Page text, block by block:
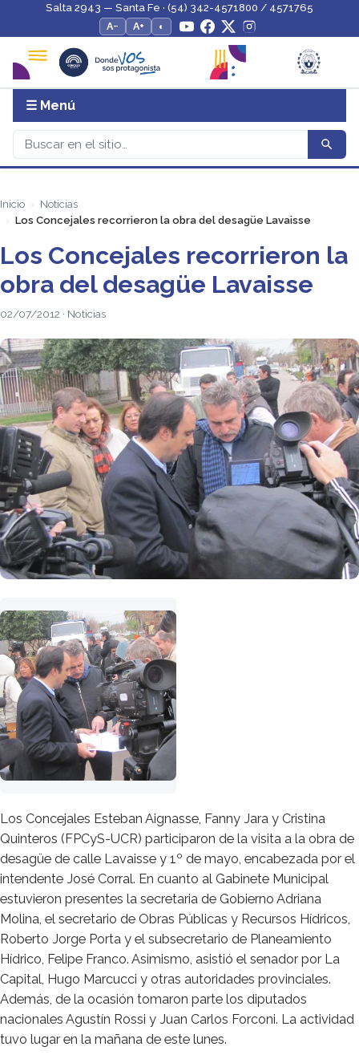
Salta 2943 — Santa Fe · (54) 342-4571800 / 4571765
A−
A+ ◐
☰ Menú
Inicio
Noticias
Los Concejales recorrieron la obra del desagüe Lavaisse
Los Concejales recorrieron la
obra del desagüe Lavaisse
02/07/2012 · Noticias
Los Concejales Esteban Aignasse, Fanny Jara y Cristina
Quinteros (FPCyS-UCR) participaron de la visita a la obra de
desagüe de calle Lavaisse y 1º de mayo, encabezada por el
intendente José Corral. En cuanto al Gabinete Municipal
estuvieron presentes la secretaria de Gobierno Adriana
Molina, el secretario de Obras Públicas y Recursos Hídricos,
Roberto Jorge Porta y el subsecretario de Planeamiento
Hídrico, Felipe Franco. Asimismo, asistió el senador por La
Capital, Hugo Marcucci y otras autoridades provinciales.
Además, de la ocasión tomaron parte los diputados
nacionales Agustín Rossi y Juan Carlos Forconi. La actividad
tuvo lugar en la mañana de este lunes.